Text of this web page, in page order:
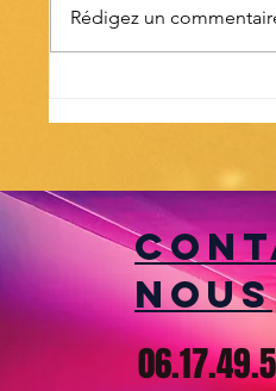
Rédigez un
nous